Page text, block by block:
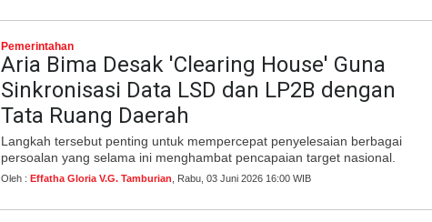
Pemerintahan
Aria Bima Desak 'Clearing House' Guna
Sinkronisasi Data LSD dan LP2B dengan
Tata Ruang Daerah
Langkah tersebut penting untuk mempercepat penyelesaian berbagai
persoalan yang selama ini menghambat pencapaian target nasional.
Oleh : Effatha Gloria V.G. Tamburian , Rabu, 03 Juni 2026 16:00 WIB